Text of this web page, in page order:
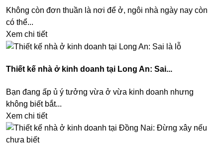
Không còn đơn thuần là nơi để ở, ngôi nhà ngày nay còn
có thể...
Xem chi tiết
Thiết kế nhà ở kinh doanh tại Long An: Sai...
Bạn đang ấp ủ ý tưởng vừa ở vừa kinh doanh nhưng
không biết bắt...
Xem chi tiết